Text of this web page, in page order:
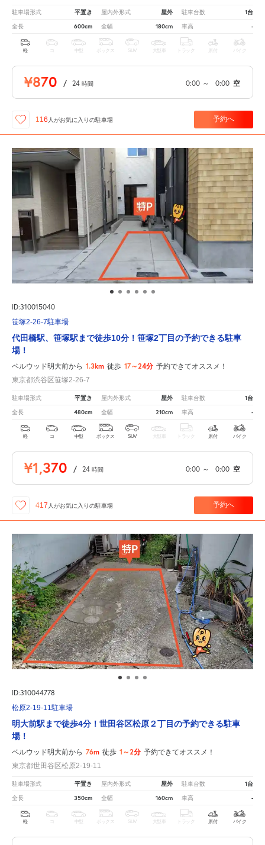
駐車場形式 平置き 屋内外形式 屋外 駐車台数 1台
全長 600cm 全幅 180cm 車高 -
軽 中型 ボックス SUV 大型車 トラック 原付 バイク
¥870 / 24 時間 0:00 ～ 0:00 空
116 人がお気に入りの駐車場 予約へ
ID:310015040
笹塚2-26-7駐車場
代田橋駅、笹塚駅まで徒歩10分！笹塚2丁目の予約できる駐車
場！
ベルウッド明大前から 1.3km 徒歩 17～24分 予約できてオススメ！
東京都渋谷区笹塚2-26-7
駐車場形式 平置き 屋内外形式 屋外 駐車台数 1台
全長 480cm 全幅 210cm 車高 -
軽 コ 中型 ボックス SUV 大型車 トラック 原付 バイク
¥1,370 / 24 時間 0:00 ～ 0:00 空
417 人がお気に入りの駐車場 予約へ
ID:310044778
松原2-19-11駐車場
明大前駅まで徒歩4分！世田谷区松原２丁目の予約できる駐車
場！
ベルウッド明大前から 76m 徒歩 1～2分 予約できてオススメ！
東京都世田谷区松原2-19-11
駐車場形式 平置き 屋内外形式 屋外 駐車台数 1台
全長 350cm 全幅 160cm 車高 -
軽 中型 ボックス SUV 大型車 トラック 原付 バイク